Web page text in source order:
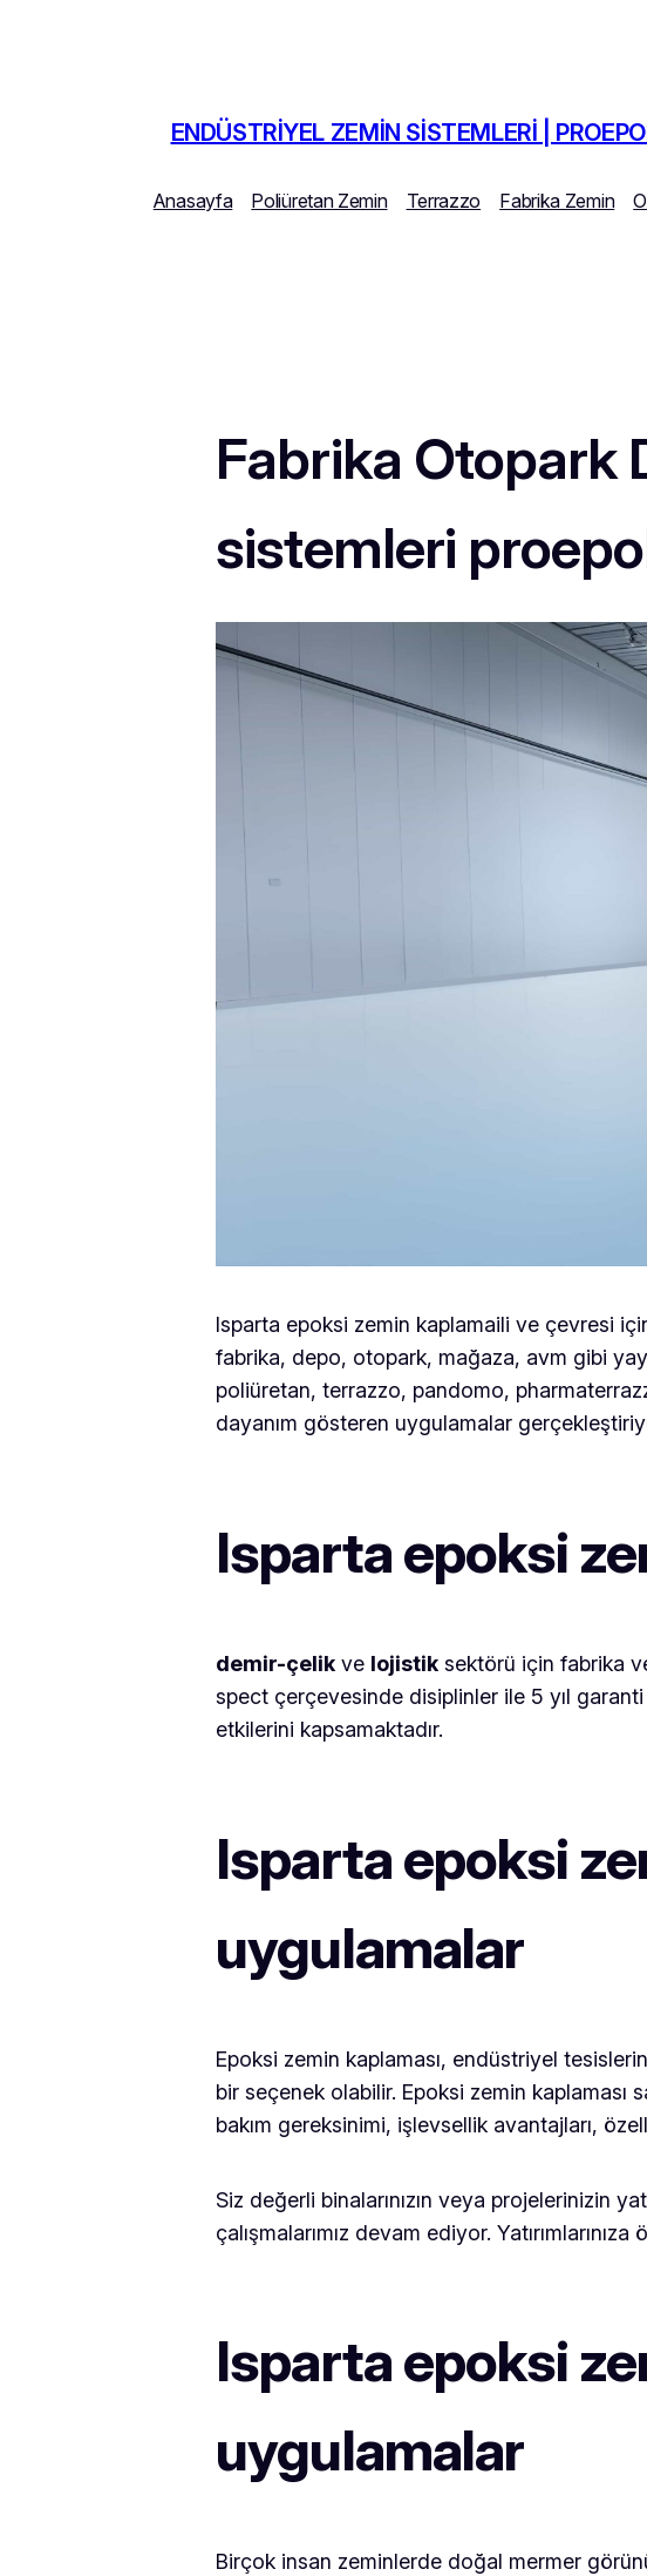
ENDÜSTRIYEL ZEMIN SISTEMLERI |
Anasayfa Poliüretan Zemin Terrazzo Fabrika Zemin
Fabrika Otopark
sistemleri
Isparta epoksi zemin kaplamaili ve çevresi
fabrika, depo, otopark, mağaza, avm gibi
poliüretan, terrazzo, pandomo,
dayanım gösteren uygulamalar
Isparta epoksi
demir-çelik ve lojistik sektörü için fabrika
spect çerçevesinde disiplinler ile 5 yıl
etkilerini kapsamaktadır.
Isparta epoksi
uygulamalar
Epoksi zemin kaplaması, endüstriyel
bir seçenek olabilir. Epoksi zemin kaplaması
bakım gereksinimi, işlevsellik avantajları,
Siz değerli binalarınızın veya projelerinizin
çalışmalarımız devam ediyor.
Isparta epoksi
uygulamalar
Birçok insan zeminlerde doğal mermer